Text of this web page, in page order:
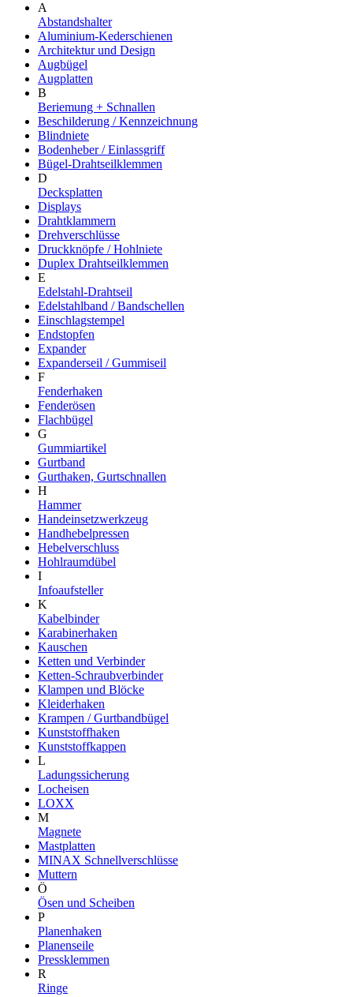
A
Abstandshalter
Aluminium-Kederschienen
Architektur und Design
Augbügel
Augplatten
B
Beriemung + Schnallen
Beschilderung / Kennzeichnung
Blindniete
Bodenheber / Einlassgriff
Bügel-Drahtseilklemmen
D
Decksplatten
Displays
Drahtklammern
Drehverschlüsse
Druckknöpfe / Hohlniete
Duplex Drahtseilklemmen
E
Edelstahl-Drahtseil
Edelstahlband / Bandschellen
Einschlagstempel
Endstopfen
Expander
Expanderseil / Gummiseil
F
Fenderhaken
Fenderösen
Flachbügel
G
Gummiartikel
Gurtband
Gurthaken, Gurtschnallen
H
Hammer
Handeinsetzwerkzeug
Handhebelpressen
Hebelverschluss
Hohlraumdübel
I
Infoaufsteller
K
Kabelbinder
Karabinerhaken
Kauschen
Ketten und Verbinder
Ketten-Schraubverbinder
Klampen und Blöcke
Kleiderhaken
Krampen / Gurtbandbügel
Kunststoffhaken
Kunststoffkappen
L
Ladungssicherung
Locheisen
LOXX
M
Magnete
Mastplatten
MINAX Schnellverschlüsse
Muttern
Ö
Ösen und Scheiben
P
Planenhaken
Planenseile
Pressklemmen
R
Ringe